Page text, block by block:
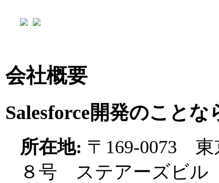
会社概要
Salesforce開発のこと
所在地: 〒169-0073 東
８号 ステアーズビル